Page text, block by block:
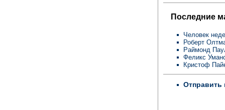
Последние
Человек
Роберт
Раймонд
Феликс
Кристоф
Отправить